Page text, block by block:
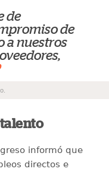
de
de
a nuestros
informó que
directos e